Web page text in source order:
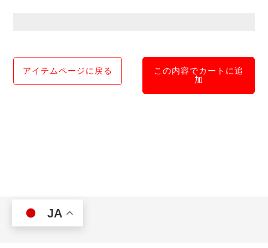
JA
アイテムページに戻る
この内容でカートに追
加